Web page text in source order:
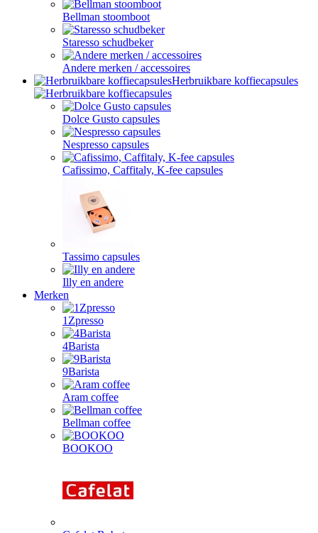
Bellman stoomboot
Staresso schudbeker
Andere merken / accessoires
Herbruikbare koffiecapsules
Dolce Gusto capsules
Nespresso capsules
Cafissimo, Caffitaly, K-fee capsules
Tassimo capsules
Illy en andere
Merken
1Zpresso
4Barista
9Barista
Aram coffee
Bellman coffee
BOOKOO